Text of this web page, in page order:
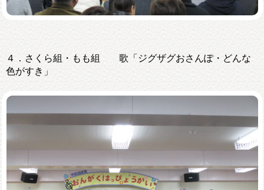
４．さくら組・もも組 歌「ジグザグおさんぽ・どんな
色がすき」